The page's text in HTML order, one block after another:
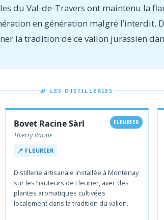
du Val-de-Travers ont maintenu la
en génération malgré l’interdit.
la tradition de ce vallon jurassien
🌿 LES DISTILLERIES
FLEURIER
Bovet Racine Sàrl
Thierry Racine
📍 FLEURIER
Distillerie artisanale installée à Montenay
sur les hauteurs de Fleurier, avec des
plantes aromatiques cultivées
localement dans la tradition du vallon.